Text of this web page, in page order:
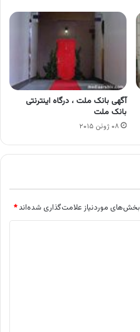
آگهی بانک ملت ، درگاه اینترنتی
بانک ملت
۰۸ ژوئن ۲۰۱۵
بخش‌های موردنیاز علامت‌گذاری شده‌اند*